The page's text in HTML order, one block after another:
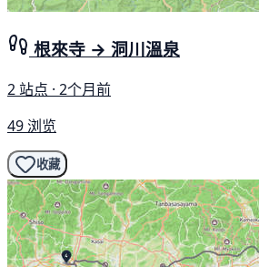
根來寺 → 洞川溫泉
2 站点 · 2个月前
49 浏览
收藏